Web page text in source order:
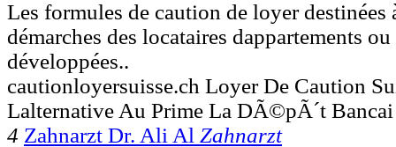
Les formules de caution de loyer destinées
démarches des locataires dappartements
développées..
cautionloyersuisse.ch Loyer De Caution
Lalternative Au Prime La DÃ©pÃ´t
4 Zahnarzt Dr. Ali Al Zahnarzt